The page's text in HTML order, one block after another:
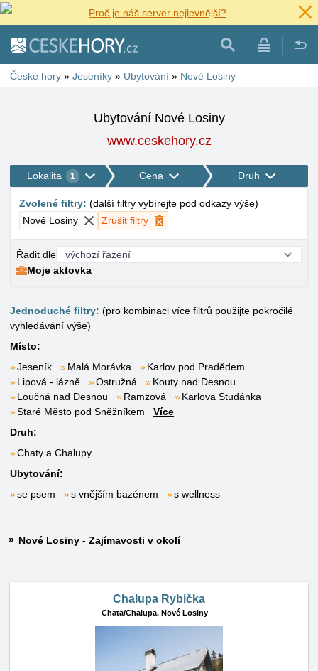
Proč je náš server nejlevnější?
České hory » Jeseníky » Ubytování » Nové Losiny
Ubytování Nové Losiny
www.ceskehory.cz
Lokalita 1 Cena Druh
Zvolené filtry: (další filtry vybírejte pod odkazy výše)
Nové Losiny
Zrušit filtry
Řadit dle
Moje aktovka
Jednoduché filtry: (pro kombinaci více filtrů použijte pokročilé
vyhledávání výše)
Místo:
Jeseník
Malá Morávka
Karlov pod Pradědem
Lipová - lázně
Ostružná
Kouty nad Desnou
Loučná nad Desnou
Ramzová
Karlova Studánka
Staré Město pod Sněžníkem
Více
Druh:
Chaty a Chalupy
Ubytování:
se psem
s vnějším bazénem s wellness
Nové Losiny - Zajímavosti v okolí
Chalupa Rybička
Chata/Chalupa, Nové Losiny